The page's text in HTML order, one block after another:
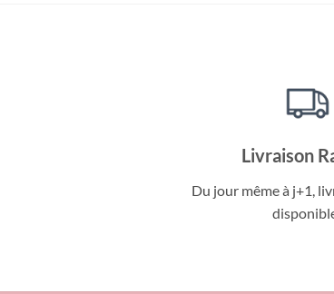
Livraison
Du jour même à j+1,
disponible